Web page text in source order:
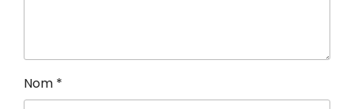
Nom *